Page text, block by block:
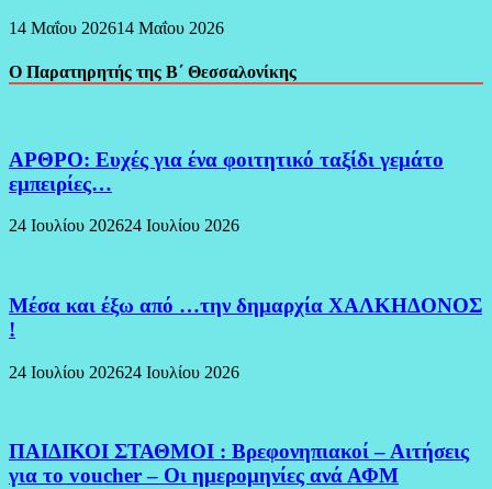
14 Μαΐου 202614 Μαΐου 2026
Ο Παρατηρητής της Β΄ Θεσσαλονίκης
ΑΡΘΡΟ: Ευχές για ένα φοιτητικό ταξίδι γεμάτο
εμπειρίες…
24 Ιουλίου 202624 Ιουλίου 2026
Μέσα και έξω από …την δημαρχία ΧΑΛΚΗΔΟΝΟΣ
!
24 Ιουλίου 202624 Ιουλίου 2026
ΠΑΙΔΙΚΟΙ ΣΤΑΘΜΟΙ : Βρεφονηπιακοί – Αιτήσεις
για το voucher – Οι ημερομηνίες ανά ΑΦΜ